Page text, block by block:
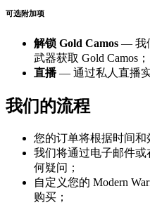
可选附加项
解锁 Gold Camos — 我
武器获取 Gold Camos；
直播— 通过私人直播实
我们的流程
您的订单将根据时间和
我们将通过电子邮件
何疑问；
自定义您的 Modern
购买；